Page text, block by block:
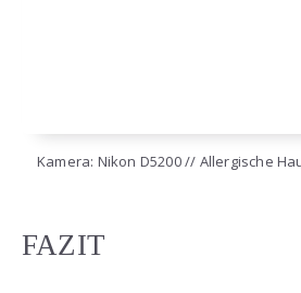
Kamera: Nikon D5200 // Allergische
FAZIT